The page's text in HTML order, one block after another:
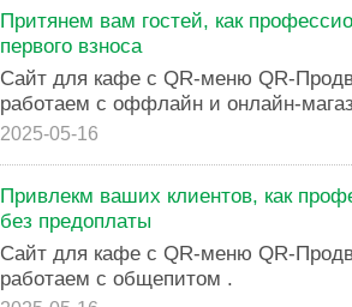
Притянем вам гостей, как
первого взноса
Сайт для кафе с QR-меню QR-
работаем с оффлайн и онлайн-
2025-05-16
Привлекм ваших клиентов, как
без предоплаты
Сайт для кафе с QR-меню QR-
работаем с общепитом .